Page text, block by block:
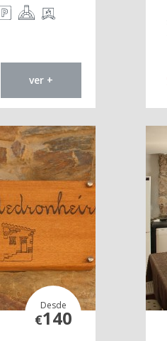
ver +
Desde
€140